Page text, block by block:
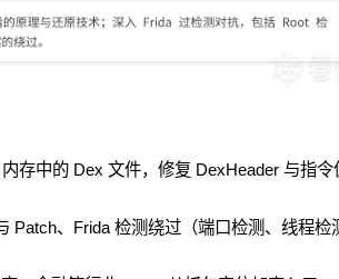
存中的 Dex 文件，修复 DexHeader 与指令
Patch、Frida 检测绕过（端口检测、线程检